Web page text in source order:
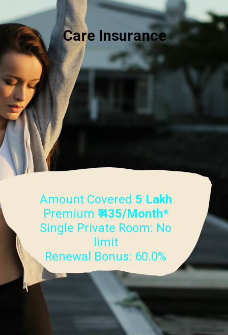
Care Insurance
Amount Covered 5 Lakh
Premium ₹ 435/Month*
Single Private Room: No
limit
Renewal Bonus: 60.0%